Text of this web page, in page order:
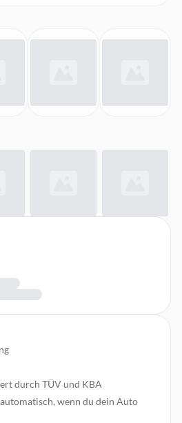
durch TÜV und KBA
wenn du dein Auto